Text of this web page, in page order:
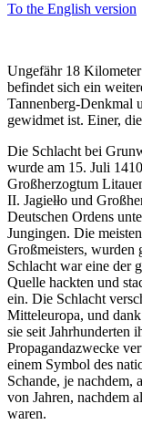
Magazin
To the English version
Ungefähr 18
befindet sich ein
Tannenberg-Denkmal
gewidmet ist. Einer,
Die Schlacht bei
wurde am 15. Juli
Großherzogtum
II. Jagiełło und
Deutschen Ordens
Jungingen. Die
Großmeisters, wurden
Schlacht war eine der
Quelle hackten und
ein. Die Schlacht
Mitteleuropa, und
sie seit Jahrhunderten
Propagandazwecke
einem Symbol des
Schande, je nachdem,
von Jahren, nachdem
waren.